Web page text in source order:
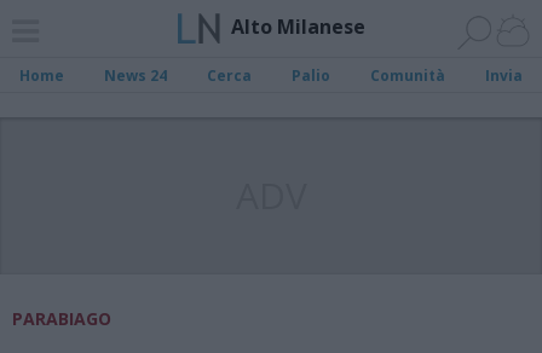
Alto Milanese
Home News 24 Cerca Palio Comunità Invia
PARABIAGO